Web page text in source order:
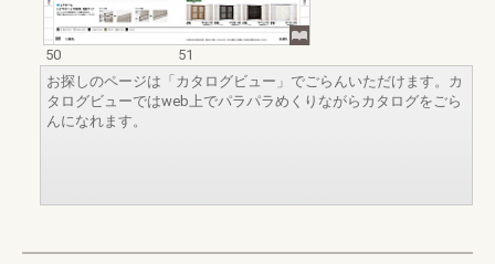
50
51
お探しのページは「カタログビュー」でごらんいただけます。カ
タログビューではweb上でパラパラめくりながらカタログをごら
んになれます。